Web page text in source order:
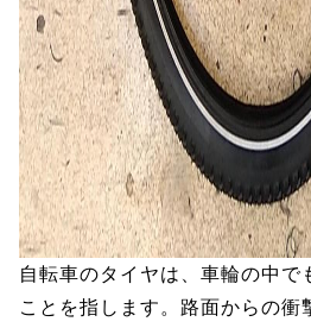
自転車のタイヤは、車輪の中で
ことを指します。路面からの衝